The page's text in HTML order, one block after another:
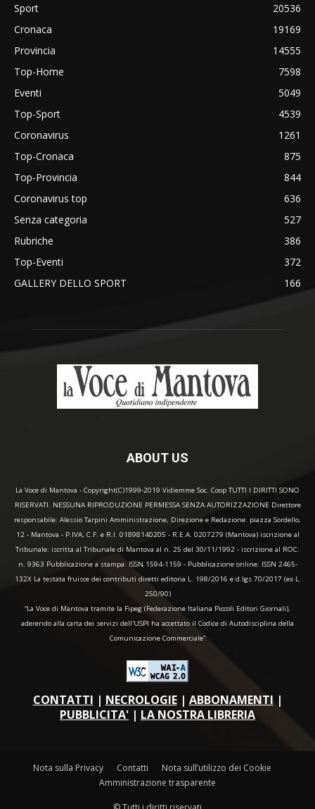
Sport
20536
Cronaca
19169
Provincia
14555
Top-Home
7598
Eventi
5049
Top-Sport
4539
Coronavirus
1261
Top-Cronaca
875
Top-Provincia
844
Coronavirus top
636
Senza categoria
527
Rubriche
386
Top-Eventi
372
GALLERY DELLO SPORT
166
ABOUT US
La Voce di Mantova - Copyright(C)1999-2019 Vidiemme Soc. Coop TUTTI I DIRITTI SONO
RISERVATI. NESSUNA RIPRODUZIONE PERMESSA SENZA AUTORIZZAZIONE Direttore
responsabile: Alessio Tarpini Amministrazione, Direzione e Redazione: piazza Sordello,
12 - Mantova - P.IVA, C.F. e R.I. 01898140205 - R.E.A. 0207279 (Mantova) iscrizione al
Tribunale: iscritta al Tribunale di Mantova al n. 25 del 30/11/1992 - iscrizione al ROC:
n. 9363 Pubblicazione a stampa: ISSN 1594-1159 - Pubblicazione online: ISSN 2465-
132X La testata fruisce dei contributi diretti editoria L. 198/2016 e d.lgs 70/2017 (ex L.
250/90)
“La Voce di Mantova tramite la Fipeg (Federazione Italiana Piccoli Editori Giornali),
aderendo alla carta dei servizi dell'USPI ha accettato il Codice di Autodisciplina della
Comunicazione Commerciale"
CONTATTI | NECROLOGIE| ABBONAMENTI |
PUBBLICITA' | LA NOSTRA LIBRERIA
Nota sulla Privacy Contatti
Nota sull’utilizzo dei Cookie
Amministrazione trasparente